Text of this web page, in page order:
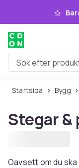
Hoppa till
Sök efter
Startsida Bygg
Stegar
Oavsett om du